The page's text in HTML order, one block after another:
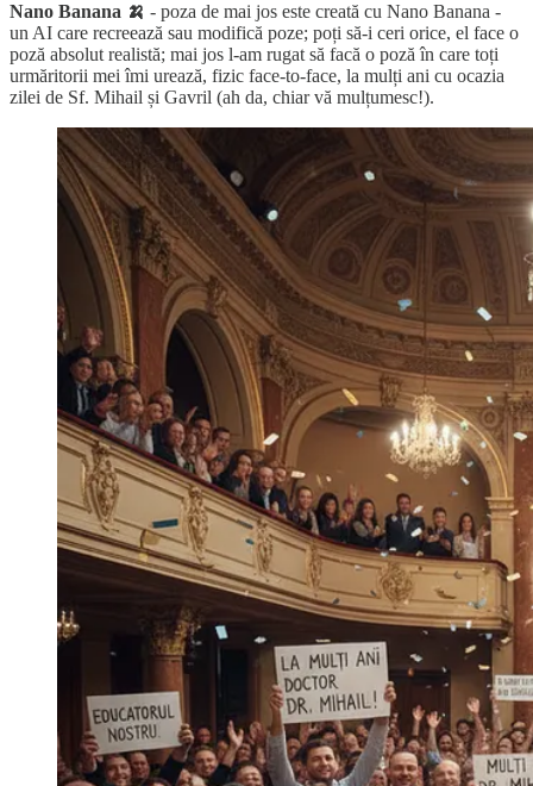
Nano Banana 🍌 - poza de mai jos este creată cu Nano Banana -
un AI care recreează sau modifică poze; poți să-i ceri orice, el face o
poză absolut realistă; mai jos l-am rugat să facă o poză în care toți
urmăritorii mei îmi urează, fizic face-to-face, la mulți ani cu ocazia
zilei de Sf. Mihail și Gavril (ah da, chiar vă mulțumesc!).